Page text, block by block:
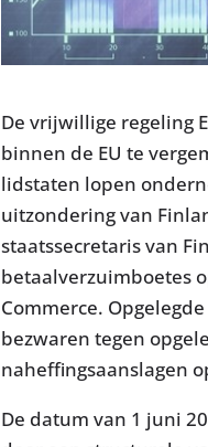
De vrijwillige regeling
binnen de EU te
lidstaten lopen
uitzondering van
staatssecretaris van
betaalverzuimboetes
Commerce.
bezwaren tegen
naheffingsaanslagen
De datum van 1 juni